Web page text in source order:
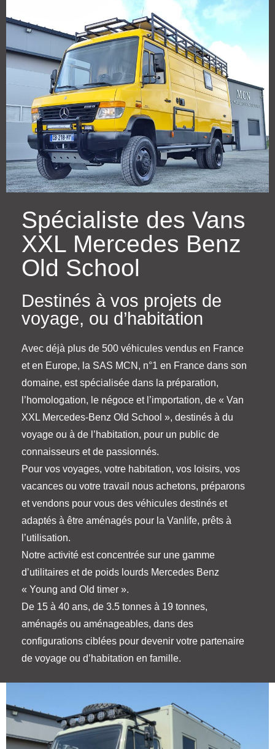
Spécialiste des Vans
XXL Mercedes Benz
Old School
Destinés à vos projets de
voyage, ou d’habitation
Avec déjà plus de 500 véhicules vendus en France
et en Europe, la SAS MCN, n°1 en France dans son
domaine, est spécialisée dans la préparation,
l’homologation, le négoce et l’importation, de « Van
XXL Mercedes-Benz Old School », destinés à du
voyage ou à de l’habitation, pour un public de
connaisseurs et de passionnés.
Pour vos voyages, votre habitation, vos loisirs, vos
vacances ou votre travail nous achetons, préparons
et vendons pour vous des véhicules destinés et
adaptés à être aménagés pour la Vanlife, prêts à
l’utilisation.
Notre activité est concentrée sur une gamme
d’utilitaires et de poids lourds Mercedes Benz
« Young and Old timer ».
De 15 à 40 ans, de 3.5 tonnes à 19 tonnes,
aménagés ou aménageables, dans des
configurations ciblées pour devenir votre partenaire
de voyage ou d’habitation en famille.